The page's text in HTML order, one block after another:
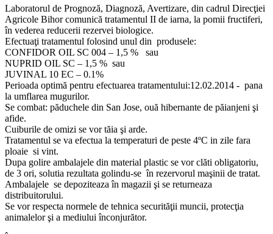
Laboratorul de Prognoză, Diagnoză, Avertizare, din cadrul Direcţiei
Agricole Bihor comunică tratamentul II de iarna, la pomii fructiferi,
în vederea reducerii rezervei biologice.
Efectuaţi tratamentul folosind unul din produsele:
CONFIDOR OIL SC 004 – 1,5 % sau
NUPRID OIL SC – 1,5 % sau
JUVINAL 10 EC – 0.1%
Perioada optimă pentru efectuarea tratamentului:12.02.2014 - pana
la umflarea mugurilor.
Se combat: păduchele din San Jose, ouă hibernante de păianjeni şi
afide.
Cuiburile de omizi se vor tăia şi arde.
Tratamentul se va efectua la temperaturi de peste 4ºC in zile fara
ploaie si vint.
Dupa golire ambalajele din material plastic se vor clăti obligatoriu,
de 3 ori, solutia rezultata golindu-se în rezervorul maşinii de tratat.
Ambalajele se depoziteaza în magazii şi se returneaza
distribuitorului.
Se vor respecta normele de tehnica securităţii muncii, protecţia
animalelor şi a mediului înconjurător.